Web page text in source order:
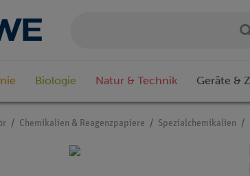
Biologie Natur & Technik Geräte &
Chemikalien & Reagenzpapiere Spezialchemikalien